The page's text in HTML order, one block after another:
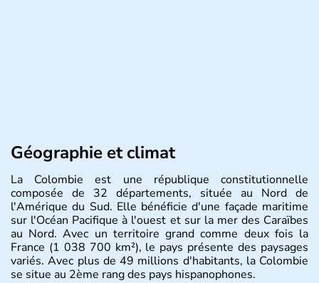
Géographie et climat
La Colombie est une république constitutionnelle
composée de 32 départements, située au Nord de
l'Amérique du Sud. Elle bénéficie d'une façade maritime
sur l'Océan Pacifique à l'ouest et sur la mer des Caraïbes
au Nord. Avec un territoire grand comme deux fois la
France (1 038 700 km²), le pays présente des paysages
variés. Avec plus de 49 millions d'habitants, la Colombie
se situe au 2ème rang des pays hispanophones.